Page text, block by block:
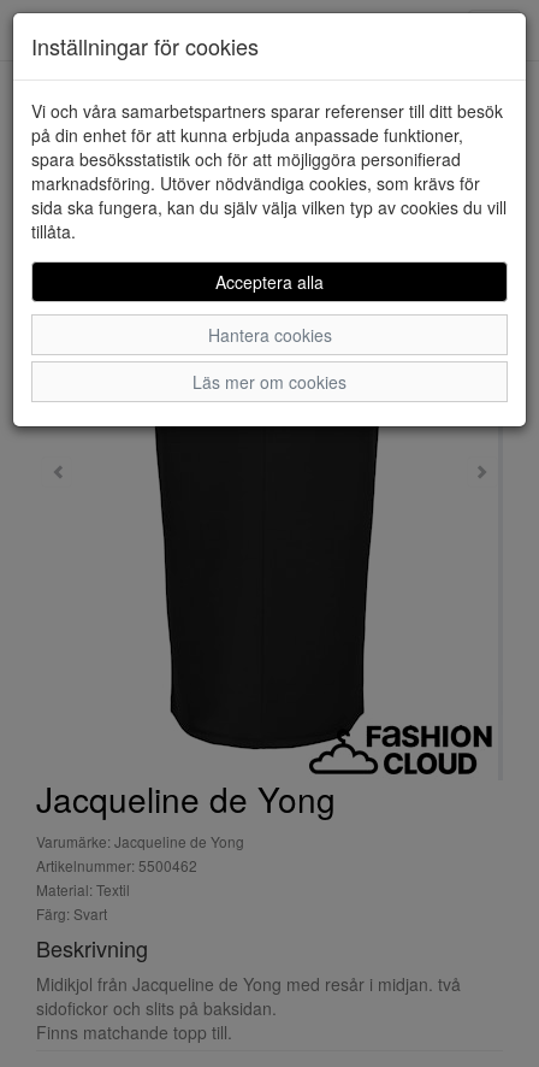
HEM JACQUELINE DE YONG
Jacqueline de Yong
Varumärke: Jacqueline de Yong
Artikelnummer: 5500462
Material: Textil
Färg: Svart
Beskrivning
Midikjol från Jacqueline de Yong med resår i midjan. två
sidofickor och slits på baksidan.
Finns matchande topp till.
Inställningar för cookies
Vi och våra samarbetspartners sparar referenser till ditt besök
på din enhet för att kunna erbjuda anpassade funktioner,
spara besöksstatistik och för att möjliggöra personifierad
marknadsföring. Utöver nödvändiga cookies, som krävs för
sida ska fungera, kan du själv välja vilken typ av cookies du vill
tillåta.
Acceptera alla
Hantera cookies
Läs mer om cookies